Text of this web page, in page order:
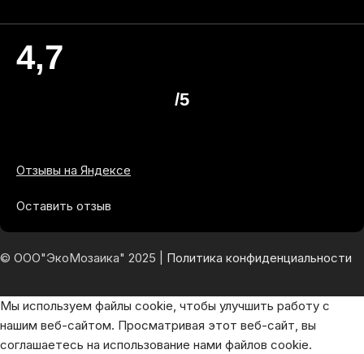
4,7
/5
Отзывы на Яндексе
Оставить отзыв
© ООО"ЭкоМозаика" 2025 | Политика конфиденциальности
Мы используем файлы cookie, чтобы улучшить работу с
нашим веб-сайтом. Просматривая этот веб-сайт, вы
соглашаетесь на использование нами файлов cookie.